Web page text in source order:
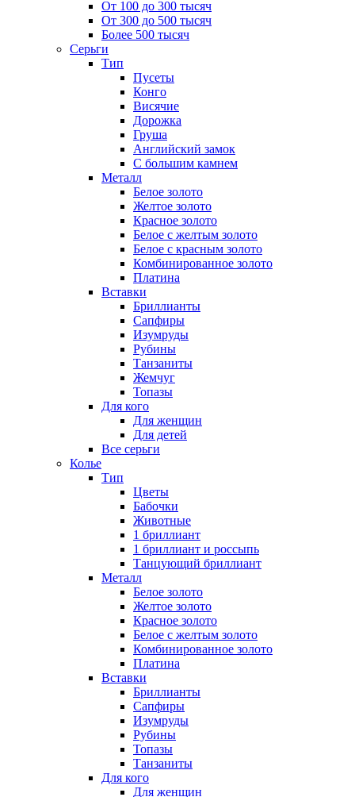
От 100 до 300 тысяч
От 300 до 500 тысяч
Более 500 тысяч
Серьги
Тип
Пусеты
Конго
Висячие
Дорожка
Груша
Английский замок
С большим камнем
Металл
Белое золото
Желтое золото
Красное золото
Белое с желтым золото
Белое с красным золото
Комбинированное золото
Платина
Вставки
Бриллианты
Сапфиры
Изумруды
Рубины
Танзаниты
Жемчуг
Топазы
Для кого
Для женщин
Для детей
Все серьги
Колье
Тип
Цветы
Бабочки
Животные
1 бриллиант
1 бриллиант и россыпь
Танцующий бриллиант
Металл
Белое золото
Желтое золото
Красное золото
Белое с желтым золото
Комбинированное золото
Платина
Вставки
Бриллианты
Сапфиры
Изумруды
Рубины
Топазы
Танзаниты
Для кого
Для женщин